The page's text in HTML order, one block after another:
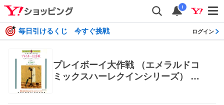
i
毎日引けるくじ 今すぐ挑戦 ログイン
プレイボーイ大作戦 （エメラルドコ
ミックスハーレクインシリーズ） 和